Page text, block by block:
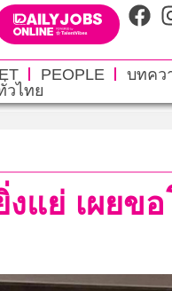
PEOPLE บทคว
วไทย
แย่ เผยข